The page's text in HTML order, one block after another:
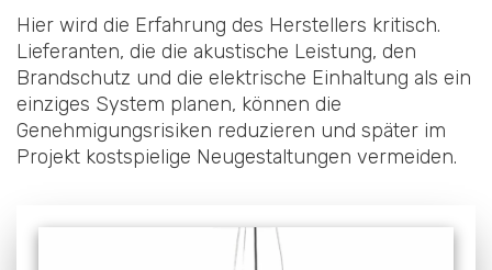
Hier wird die Erfahrung des Herstellers kritisch.
Lieferanten, die die akustische Leistung, den
Brandschutz und die elektrische Einhaltung als ein
einziges System planen, können die
Genehmigungsrisiken reduzieren und später im
Projekt kostspielige Neugestaltungen vermeiden.